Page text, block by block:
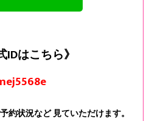
IDはこちら》
約状況など 見ていただけます。